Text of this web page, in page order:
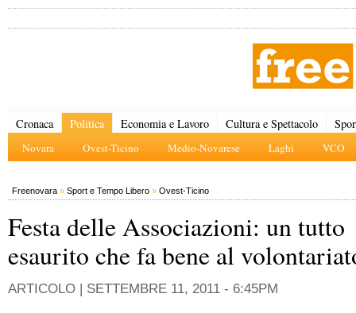
Cronaca Politica
Novara Ovest-Ticino Medio-Novarese Laghi VCO
Economia e Lavoro Cultura e Spettacolo
Freenovara » Sport e Tempo Libero » Ovest-Ticino
Festa delle Associazioni: un tutto
esaurito che fa bene al
ARTICOLO | SETTEMBRE 11, 2011 - 6:45PM